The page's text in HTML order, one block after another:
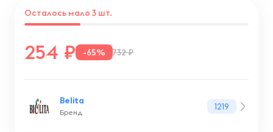
254 -65% 732 ₽
Осталось мало 3 шт.
Belita
Бренд
1219